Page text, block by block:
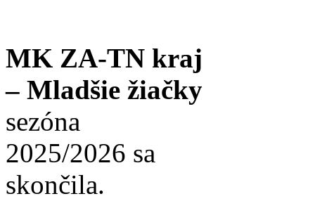
MK ZA-TN kraj
– Mladšie žiačky
sezóna
2025/2026 sa
skončila.